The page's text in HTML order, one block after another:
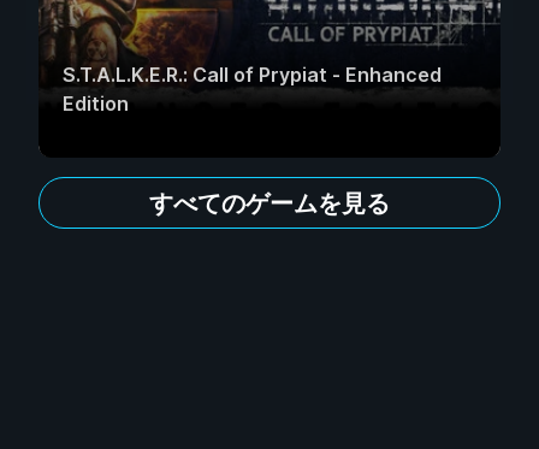
S.T.A.L.K.E.R.: Call of Prypiat - Enhanced
Edition
すべてのゲームを見る